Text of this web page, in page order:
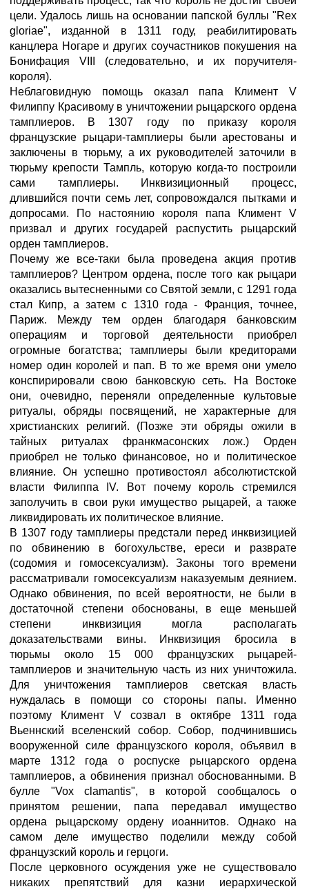
цели. Удалось лишь на основании папской буллы "Rex
gloriae", изданной в 1311 году, реабилитировать
канцлера Ногаре и других соучастников покушения на
Бонифация VIII (следовательно, и их поручителя-
короля).
Неблаговидную помощь оказал папа Климент V
Филиппу Красивому в уничтожении рыцарского ордена
тамплиеров. В 1307 году по приказу короля
французские рыцари-тамплиеры были арестованы и
заключены в тюрьму, а их руководителей заточили в
тюрьму крепости Тампль, которую когда-то построили
сами тамплиеры. Инквизиционный процесс,
длившийся почти семь лет, сопровождался пытками и
допросами. По настоянию короля папа Климент V
призвал и других государей распустить рыцарский
орден тамплиеров.
Почему же все-таки была проведена акция против
тамплиеров? Центром ордена, после того как рыцари
оказались вытесненными со Святой земли, с 1291 года
стал Кипр, а затем с 1310 года - Франция, точнее,
Париж. Между тем орден благодаря банковским
операциям и торговой деятельности приобрел
огромные богатства; тамплиеры были кредиторами
номер один королей и пап. В то же время они умело
конспирировали свою банковскую сеть. На Востоке
они, очевидно, переняли определенные культовые
ритуалы, обряды посвящений, не характерные для
христианских религий. (Позже эти обряды ожили в
тайных ритуалах франкмасонских лож.) Орден
приобрел не только финансовое, но и политическое
влияние. Он успешно противостоял абсолютистской
власти Филиппа IV. Вот почему король стремился
заполучить в свои руки имущество рыцарей, а также
ликвидировать их политическое влияние.
В 1307 году тамплиеры предстали перед инквизицией
по обвинению в богохульстве, ереси и разврате
(содомия и гомосексуализм). Законы того времени
рассматривали гомосексуализм наказуемым деянием.
Однако обвинения, по всей вероятности, не были в
достаточной степени обоснованы, в еще меньшей
степени инквизиция могла располагать
доказательствами вины. Инквизиция бросила в
тюрьмы около 15 000 французских рыцарей-
тамплиеров и значительную часть из них уничтожила.
Для уничтожения тамплиеров светская власть
нуждалась в помощи со стороны папы. Именно
поэтому Климент V созвал в октябре 1311 года
Вьеннский вселенский собор. Собор, подчинившись
вооруженной силе французского короля, объявил в
марте 1312 года о роспуске рыцарского ордена
тамплиеров, а обвинения признал обоснованными. В
булле "Vox clamantis", в которой сообщалось о
принятом решении, папа передавал имущество
ордена рыцарскому ордену иоаннитов. Однако на
самом деле имущество поделили между собой
французский король и герцоги.
После церковного осуждения уже не существовало
никаких препятствий для казни иерархической